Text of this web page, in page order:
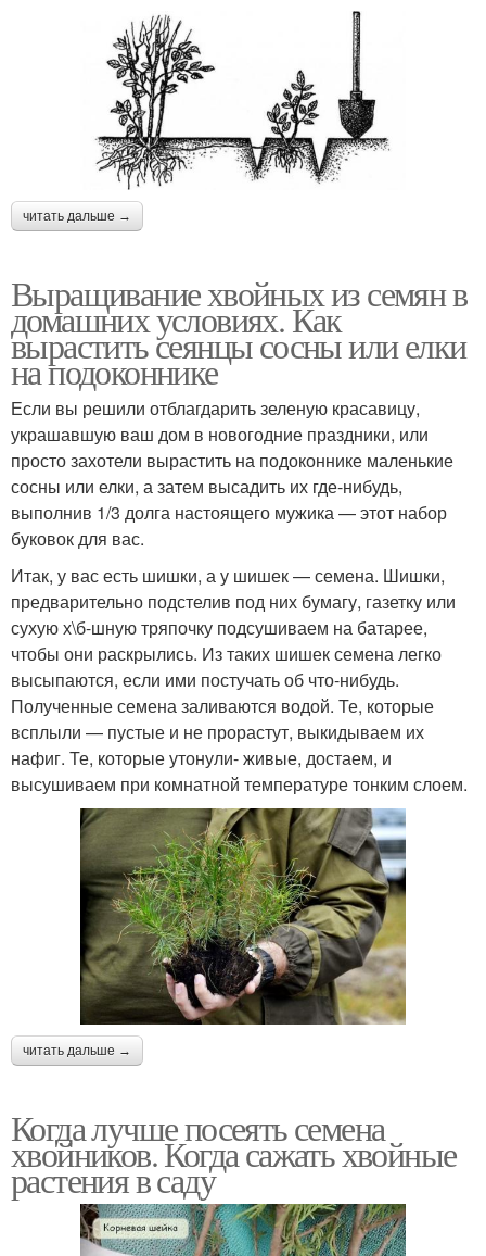
читать дальше →
Выращивание хвойных из семян в
домашних условиях. Как
вырастить сеянцы сосны или елки
на подоконнике
Если вы решили отблагдарить зеленую красавицу,
украшавшую ваш дом в новогодние праздники, или
просто захотели вырастить на подоконнике маленькие
сосны или елки, а затем высадить их где-нибудь,
выполнив 1/3 долга настоящего мужика — этот набор
буковок для вас.
Итак, у вас есть шишки, а у шишек — семена. Шишки,
предварительно подстелив под них бумагу, газетку или
сухую х\б-шную тряпочку подсушиваем на батарее,
чтобы они раскрылись. Из таких шишек семена легко
высыпаются, если ими постучать об что-нибудь.
Полученные семена заливаются водой. Те, которые
всплыли — пустые и не прорастут, выкидываем их
нафиг. Те, которые утонули- живые, достаем, и
высушиваем при комнатной температуре тонким слоем.
читать дальше →
Когда лучше посеять семена
хвойников. Когда сажать хвойные
растения в саду